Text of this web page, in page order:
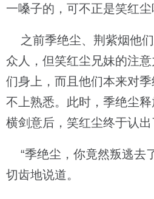
一嗓子的，可不正是笑红尘
之前季绝尘、荆紫烟他
众人，但笑红尘兄妹的注
们身上，而且他们本来对
不上熟悉。此时，季绝尘
横剑意后，笑红尘终于认出
“季绝尘，你竟然叛逃去
切齿地说道。